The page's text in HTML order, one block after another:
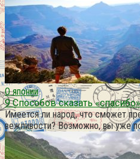
О японии
9 Способов сказать
Имеется ли народ, что сможет
вежливости? Возможно, вы уже